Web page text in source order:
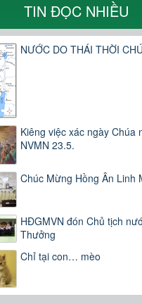
TIN ĐỌC NHIỀU
NƯỚC DO THÁI THỜI
Kiêng việc xác ngày Chúa
NVMN 23.5.
Chúc Mừng Hồng Ân Linh
HĐGMVN đón Chủ tịch
Thưởng
Chỉ tại con… mèo